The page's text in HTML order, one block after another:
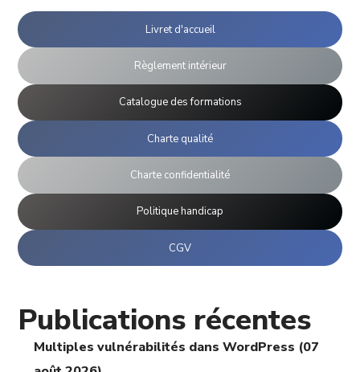
Livret d'accueil
Règlement intérieur
Catalogue des formations
Charte qualité
Charte confidentialité
Politique handicap
CGV
Publications récentes
Multiples vulnérabilités dans WordPress (07